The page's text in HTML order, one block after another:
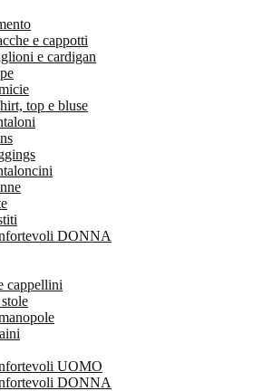
e cappotti
e cardigan
top e bluse
DONNA
cappellini
UOMO
DONNA